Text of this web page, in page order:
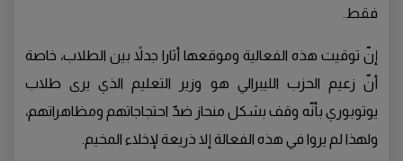
فقط.
إنّ توقيت هذه الفعالية وموقعها أثارا جدلاً بين الطلاب، خاصة
أنّ زعيم الحزب الليبرالي هو وزير التعليم الذي يرى طلاب
يوتوبوري بأنّه وقف بشكل منحاز ضدّ احتجاجاتهم ومظاهراتهم،
ولهذا لم يروا في هذه الفعالة إلا ذريعة لإخلاء المخيم.